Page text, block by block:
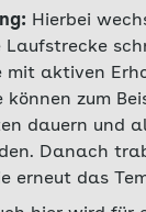
Hierbei
Laufstrecke
mit aktiven
können zum
dauern und
Danach
erneut das